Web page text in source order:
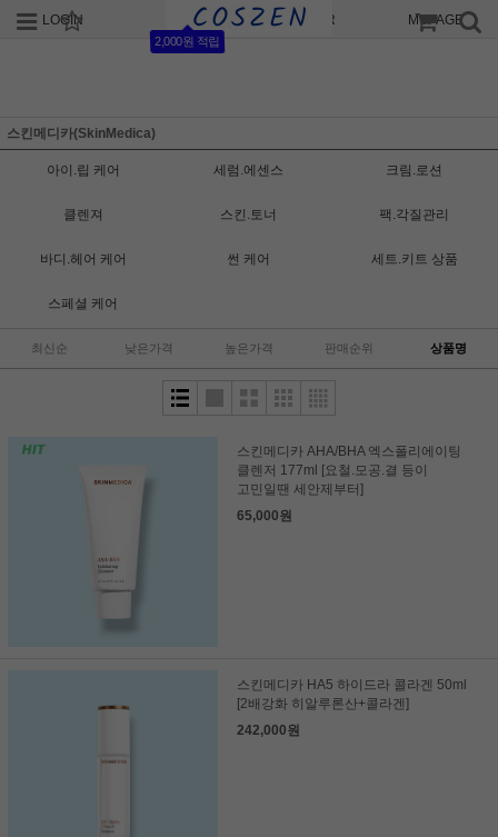
LOGIN JOIN
2,000원 적립
ORDER MYPAGE
스킨메디카(SkinMedica)
아이.립 케어 세럼.에센스 크림.로션
클렌져 스킨.토너 팩.각질관리
바디.헤어 케어 썬 케어 세트.키트 상품
스페셜 케어
최신순 낮은가격 높은가격 판매순위 상품명
스킨메디카 AHA/BHA 엑스폴리에이팅
클렌저 177ml [요철.모공.결 등이
고민일땐 세안제부터]
65,000원
스킨메디카 HA5 하이드라 콜라겐 50ml
[2배강화 히알루론산+콜라겐]
242,000원